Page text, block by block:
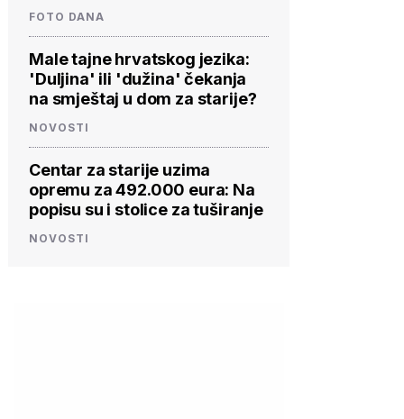
FOTO DANA
Male tajne hrvatskog jezika:
'Duljina' ili 'dužina' čekanja
na smještaj u dom za starije?
NOVOSTI
Centar za starije uzima
opremu za 492.000 eura: Na
popisu su i stolice za tuširanje
NOVOSTI